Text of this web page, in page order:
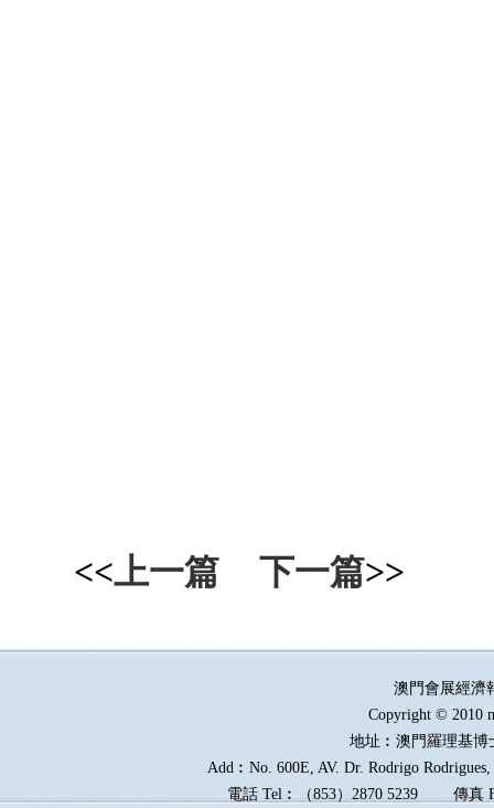
<<上一篇 下一篇>>
澳門會展經
Copyright © 2010
地址︰澳門羅理基博
Add︰No. 600E, AV. Dr. Rodrigo
電話 Tel︰（853）2870 5239傳真